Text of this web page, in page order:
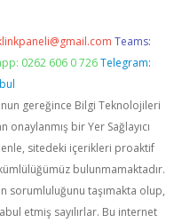
Teams:
0262 606 0 726 Telegram:
gereğince Bilgi Teknolojileri
onaylanmış bir Yer Sağlayıcı
sitedeki içerikleri proaktif
bulunmamaktadır.
sorumluluğunu taşımakta olup,
etmiş sayılırlar. Bu internet